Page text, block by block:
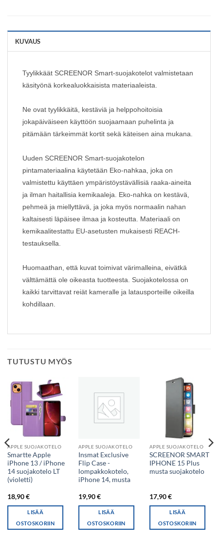
KUVAUS
Tyylikkäät SCREENOR Smart-suojakotelot valmistetaan
käsityönä korkealuokkaisista materiaaleista.
Ne ovat tyylikkäitä, kestäviä ja helppohoitoisia
jokapäiväiseen käyttöön suojaamaan puhelinta ja
pitämään tärkeimmät kortit sekä käteisen aina mukana.
Uuden SCREENOR Smart-suojakotelon
pintamateriaalina käytetään Eko-nahkaa, joka on
valmistettu käyttäen ympäristöystävällisiä raaka-aineita
ja ilman haitallisia kemikaaleja. Eko-nahka on kestävä,
pehmeä ja miellyttävä, ja joka myös normaalin nahan
kaltaisesti läpäisee ilmaa ja kosteutta. Materiaali on
kemikaalitestattu EU-asetusten mukaisesti REACH-
testauksella.
Huomaathan, että kuvat toimivat värimalleina, eivätkä
välttämättä ole oikeasta tuotteesta. Suojakotelossa on
kaikki tarvittavat reiät kameralle ja latausporteille oikeilla
kohdillaan.
TUTUSTU MYÖS
APPLE SUOJAKOTELO
Smartte Apple
iPhone 13 / iPhone
14 suojakotelo LT
(violetti)
18,90€
LISÄÄ
OSTOSKORIIN
APPLE SUOJAKOTELO
Insmat Exclusive
Flip Case -
lompakkokotelo,
iPhone 14, musta
19,90€
LISÄÄ
OSTOSKORIIN
APPLE SUOJAKOTELO
SCREENOR SMART
IPHONE 15 Plus
musta suojakotelo
17,90€
LISÄÄ
OSTOSKORIIN